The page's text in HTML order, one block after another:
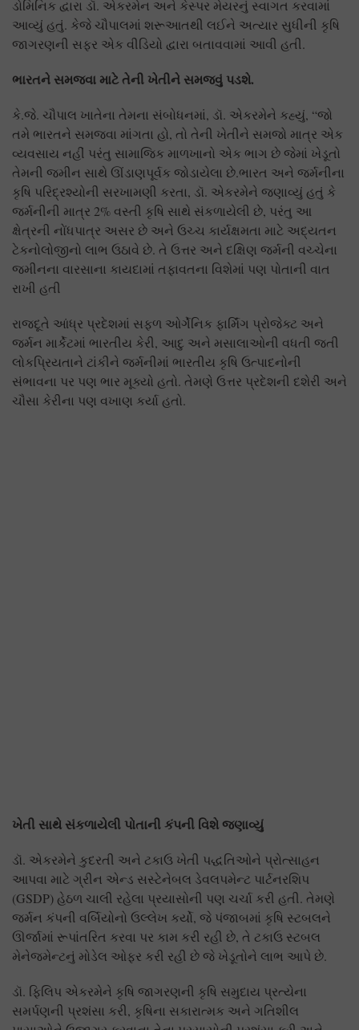
ડોમિનિક દ્વારા ડૉ. એકરમેન અને કેસ્પર મેયરનું સ્વાગત કરવામાં
આવ્યું હતું. કેજે ચૌપાલમાં શરૂઆતથી લઈને અત્યાર સુધીની કૃષિ
જાગરણની સફર એક વીડિયો દ્વારા બતાવવામાં આવી હતી.
ભારતને સમજવા માટે તેની ખેતીને સમજવું પડશે.
કે.જે. ચૌપાલ ખાતેના તેમના સંબોધનમાં, ડૉ. એકરમેને કહ્યું, “જો
તમે ભારતને સમજવા માંગતા હો, તો તેની ખેતીને સમજો માત્ર એક
વ્યવસાય નહીં પરંતુ સામાજિક માળખાનો એક ભાગ છે જેમાં ખેડૂતો
તેમની જમીન સાથે ઊંડાણપૂર્વક જોડાયેલા છે.ભારત અને જર્મનીના
કૃષિ પરિદ્રશ્યોની સરખામણી કરતા, ડૉ. એકરમેને જણાવ્યું હતું કે
જર્મનીની માત્ર 2% વસ્તી કૃષિ સાથે સંકળાયેલી છે, પરંતુ આ
ક્ષેત્રની નોંધપાત્ર અસર છે અને ઉચ્ચ કાર્યક્ષમતા માટે અદ્યતન
ટેકનોલોજીનો લાભ ઉઠાવે છે. તે ઉત્તર અને દક્ષિણ જર્મની વચ્ચેના
જમીનના વારસાના કાયદામાં તફાવતના વિશેમાં પણ પોતાની વાત
રાખી હતી
રાજદૂતે આંધ્ર પ્રદેશમાં સફળ ઓર્ગેનિક ફાર્મિંગ પ્રોજેક્ટ અને
જર્મન માર્કેટમાં ભારતીય કેરી, આદુ અને મસાલાઓની વધતી જતી
લોકપ્રિયતાને ટાંકીને જર્મનીમાં ભારતીય કૃષિ ઉત્પાદનોની
સંભાવના પર પણ ભાર મૂક્યો હતો. તેમણે ઉત્તર પ્રદેશની દશેરી અને
ચૌસા કેરીના પણ વખાણ કર્યા હતો.
ખેતી સાથે સંકળાયેલી પોતાની કંપની વિશે જણાવ્યું
ડૉ. એકરમેને કુદરતી અને ટકાઉ ખેતી પદ્ધતિઓને પ્રોત્સાહન
આપવા માટે ગ્રીન એન્ડ સસ્ટેનેબલ ડેવલપમેન્ટ પાર્ટનરશિપ
(GSDP) હેઠળ ચાલી રહેલા પ્રયાસોની પણ ચર્ચા કરી હતી. તેમણે
જર્મન કંપની વર્બિયોનો ઉલ્લેખ કર્યો, જે પંજાબમાં કૃષિ સ્ટબલને
ઊર્જામાં રૂપાંતરિત કરવા પર કામ કરી રહી છે, તે ટકાઉ સ્ટબલ
મેનેજમેન્ટનું મોડેલ ઓફર કરી રહી છે જે ખેડૂતોને લાભ આપે છે.
ડૉ. ફિલિપ એકરમેને કૃષિ જાગરણની કૃષિ સમુદાય પ્રત્યેના
સમર્પણની પ્રશંસા કરી, કૃષિના સકારાત્મક અને ગતિશીલ